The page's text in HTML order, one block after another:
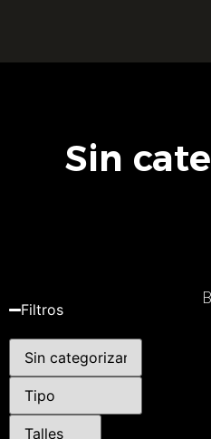
Sin
Filtros